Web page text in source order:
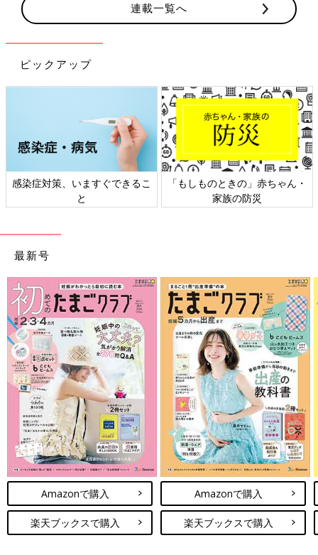
連載一覧へ
ピックアップ
日本外来小児科学会リーフレッ
ト検討会
六星占術 細木かおりさんの人生
相談
最新号
Amazonで購入
楽天ブックスで購入
Amazonで購入
楽天ブックスで購入